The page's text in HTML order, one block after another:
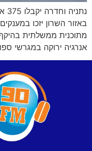
באזור השרון יזכו
אנרגיה ירוקה במגרשי